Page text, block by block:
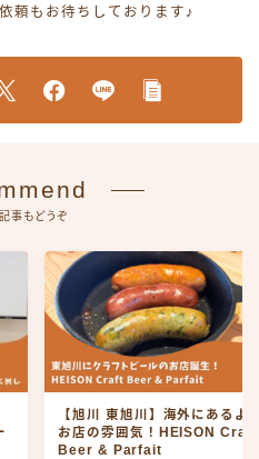
頼もお待ちしております♪
事もどうぞ
【旭川 東旭川】海外にあるよ
お店の雰囲気！HEISON Craft
Beer & Parfait